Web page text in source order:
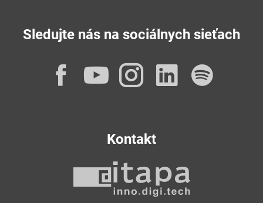
Sledujte nás na sociálnych sieťach
Facebook
YouTube
Instagram
Kontakt